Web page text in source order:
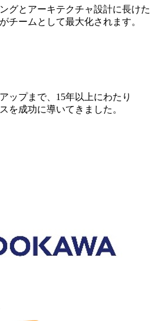
グとアーキテクチャ設計に長けた
チームとして最大化されます。
ップまで、15年以上にわたり
を成功に導いてきました。